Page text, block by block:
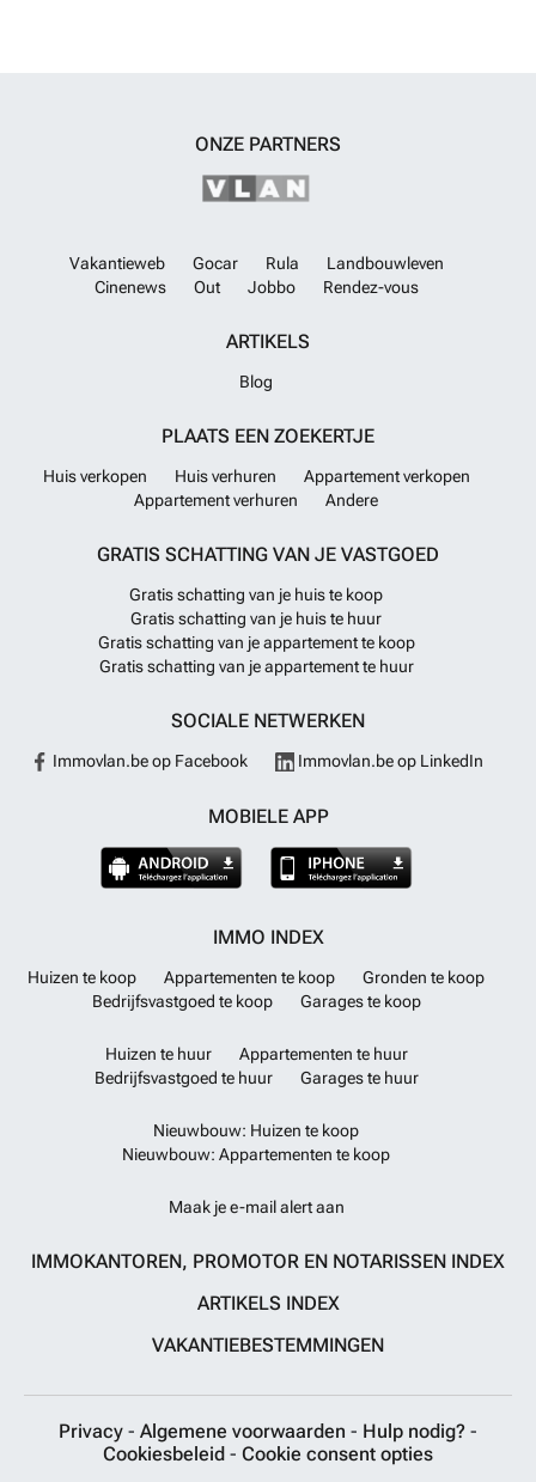
ONZE PARTNERS
Vakantieweb Gocar Rula
Landbouwleven
Cinenews
Out Jobbo Rendez-vous
ARTIKELS
Blog
PLAATS EEN ZOEKERTJE
Huis verkopen Huis verhuren
Appartement verkopen
Appartement verhuren
Andere
GRATIS SCHATTING VAN JE VASTGOED
Gratis schatting van je huis te koop
Gratis schatting van je huis te huur
Gratis schatting van je appartement te koop
Gratis schatting van je appartement te huur
SOCIALE NETWERKEN
Immovlan.be op Facebook Immovlan.be op LinkedIn
MOBIELE APP
IMMO INDEX
Huizen te koop Appartementen te koop
Gronden te koop
Bedrijfsvastgoed te koop
Garages te koop
Huizen te huur
Appartementen te huur
Bedrijfsvastgoed te huur
Garages te huur
Nieuwbouw: Huizen te koop
Nieuwbouw: Appartementen te koop
Maak je e-mail alert aan
IMMOKANTOREN, PROMOTOR EN NOTARISSEN INDEX
ARTIKELS INDEX
VAKANTIEBESTEMMINGEN
Privacy - Algemene voorwaarden - Hulp nodig? -
Cookiesbeleid - Cookie consent opties